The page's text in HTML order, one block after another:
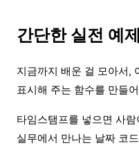
간단한 실전 예제
지금까지 배운 걸 모아서,
표시해 주는 함수를 만들
타임스탬프를 넣으면 사
실무에서 만나는 날짜 코